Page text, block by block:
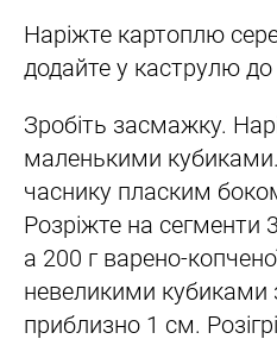
Наріжте картоплю
додайте у каструлю до
Зробіть засмажку.
маленькими
часнику пласким
Розріжте на сегменти
а 200 г варено-
невеликими кубиками
приблизно 1 см.